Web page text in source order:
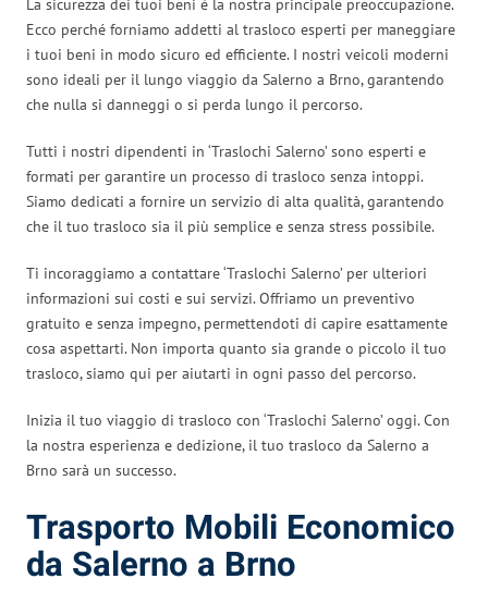
La sicurezza dei tuoi beni è la nostra principale preoccupazione.
Ecco perché forniamo addetti al trasloco esperti per maneggiare
i tuoi beni in modo sicuro ed efficiente. I nostri veicoli moderni
sono ideali per il lungo viaggio da Salerno a Brno, garantendo
che nulla si danneggi o si perda lungo il percorso.
Tutti i nostri dipendenti in ‘Traslochi Salerno’ sono esperti e
formati per garantire un processo di trasloco senza intoppi.
Siamo dedicati a fornire un servizio di alta qualità, garantendo
che il tuo trasloco sia il più semplice e senza stress possibile.
Ti incoraggiamo a contattare ‘Traslochi Salerno’ per ulteriori
informazioni sui costi e sui servizi. Offriamo un preventivo
gratuito e senza impegno, permettendoti di capire esattamente
cosa aspettarti. Non importa quanto sia grande o piccolo il tuo
trasloco, siamo qui per aiutarti in ogni passo del percorso.
Inizia il tuo viaggio di trasloco con ‘Traslochi Salerno’ oggi. Con
la nostra esperienza e dedizione, il tuo trasloco da Salerno a
Brno sarà un successo.
Trasporto Mobili Economico
da Salerno a Brno